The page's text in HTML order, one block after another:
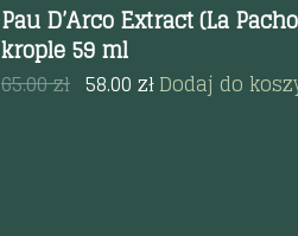
Pau D’Arco Extract (La
krople 59 ml
65.00zł 58.00 złDodaj do